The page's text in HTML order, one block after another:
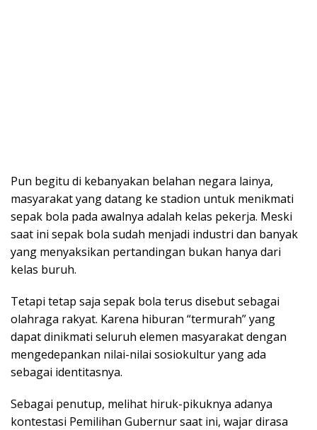
Pun begitu di kebanyakan belahan negara lainya,
masyarakat yang datang ke stadion untuk menikmati
sepak bola pada awalnya adalah kelas pekerja. Meski
saat ini sepak bola sudah menjadi industri dan banyak
yang menyaksikan pertandingan bukan hanya dari
kelas buruh.
Tetapi tetap saja sepak bola terus disebut sebagai
olahraga rakyat. Karena hiburan “termurah” yang
dapat dinikmati seluruh elemen masyarakat dengan
mengedepankan nilai-nilai sosiokultur yang ada
sebagai identitasnya.
Sebagai penutup, melihat hiruk-pikuknya adanya
kontestasi Pemilihan Gubernur saat ini, wajar dirasa